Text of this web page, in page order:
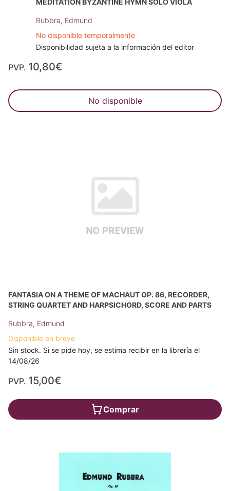
MEDITATION BYZANTINE HYMN SOLO VIOLA
Rubbra, Edmund
No disponible temporalmente
Disponibilidad sujeta a la información del editor
PVP. 10,80€
No disponible
FANTASIA ON A THEME OF MACHAUT OP. 86, RECORDER,
STRING QUARTET AND HARPSICHORD, SCORE AND PARTS
Rubbra, Edmund
Disponible en breve
Sin stock. Si se pide hoy, se estima recibir en la librería el
14/08/26
PVP. 15,00€
Comprar